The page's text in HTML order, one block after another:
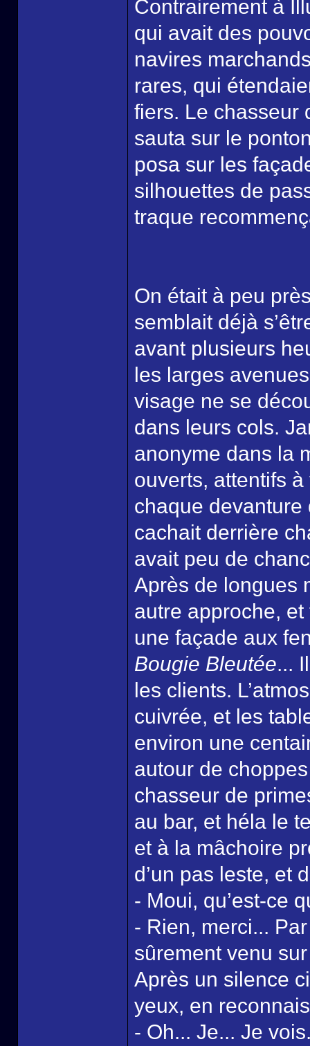
Contrairement à
qui avait des
navires
rares, qui
fiers. Le chasseur
sauta sur le
posa sur les
silhouettes de
traque
On était à peu
semblait déjà
avant plusieurs
les larges
visage ne se
dans leurs cols.
anonyme dans la
ouverts, attentifs
chaque devanture
cachait derrière
avait peu de
Après de longues
autre approche,
une façade aux
Bougie Bleutée...
les clients.
cuivrée, et les
environ une
autour de
chasseur de
au bar, et héla le
et à la mâchoire
d’un pas leste, et
- Moui, qu’est-ce
- Rien, merci...
sûrement venu
Après un silence
yeux, en
- Oh... Je... Je